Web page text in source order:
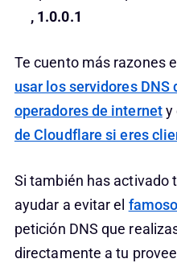
, 1.0.0.1
Te cuento más razones
usar los servidores
operadores de internety
de Cloudflare si eres
Si también has activado
ayudar a evitar el
petición DNS que
directamente a tu